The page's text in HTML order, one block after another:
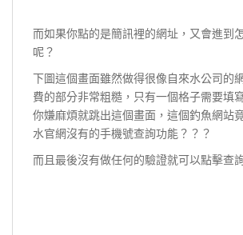
而如果你點的是簡訊裡的網址，又會進到
呢？
下圖這個畫面雖然做得很像自來水公司的
費的部分非常粗糙，只有一個格子需要填
你嫌麻煩就跳出這個畫面，這個釣魚網站
水官網沒有的手機號查詢功能？？？
而且最後沒有做任何的驗證就可以點擊查